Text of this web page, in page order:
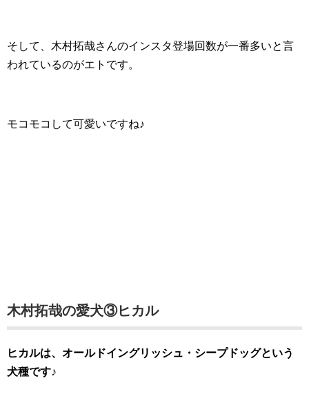
そして、木村拓哉さんのインスタ登場回数が一番多いと言
われているのがエトです。
モコモコして可愛いですね♪
木村拓哉の愛犬③ヒカル
ヒカルは、オールドイングリッシュ・シープドッグという
犬種です♪